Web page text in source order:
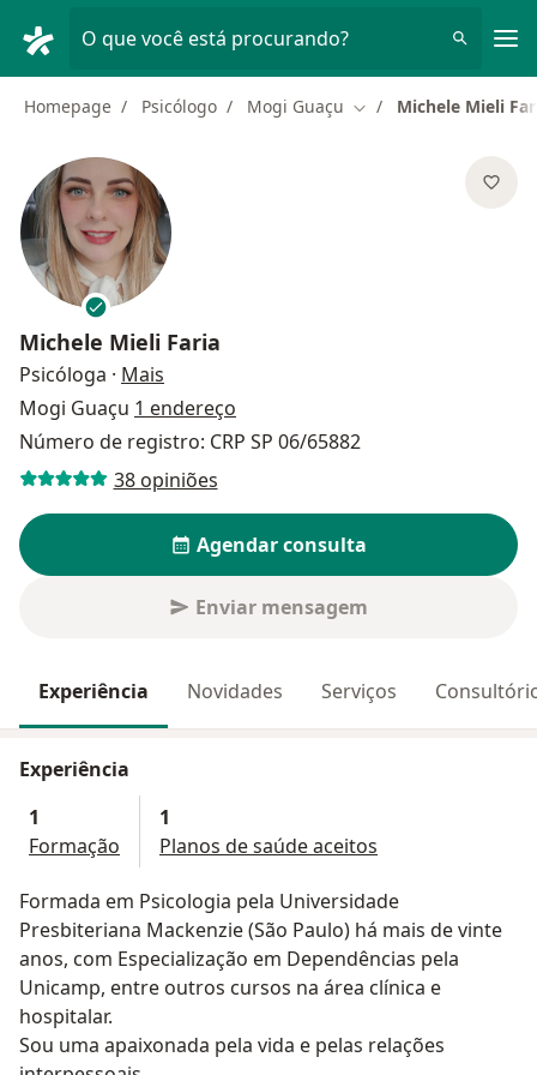
O que você está procurando?
Homepage Psicólogo Mogi Guaçu Mudar de cidade
Michele Mieli
Michele Mieli Faria
Psicóloga · Mais
Mogi Guaçu 1 endereço
Número de registro: CRP SP 06/65882
38 opiniões
Agendar consulta
Enviar mensagem
Experiência Novidades Serviços
Experiência
1
Formação
1
Planos de saúde aceitos
Formada em Psicologia pela Universidade
Presbiteriana Mackenzie (São Paulo) há mais de vinte
anos, com Especialização em Dependências pela
Unicamp, entre outros cursos na área clínica e
hospitalar.
Sou uma apaixonada pela vida e pelas relações